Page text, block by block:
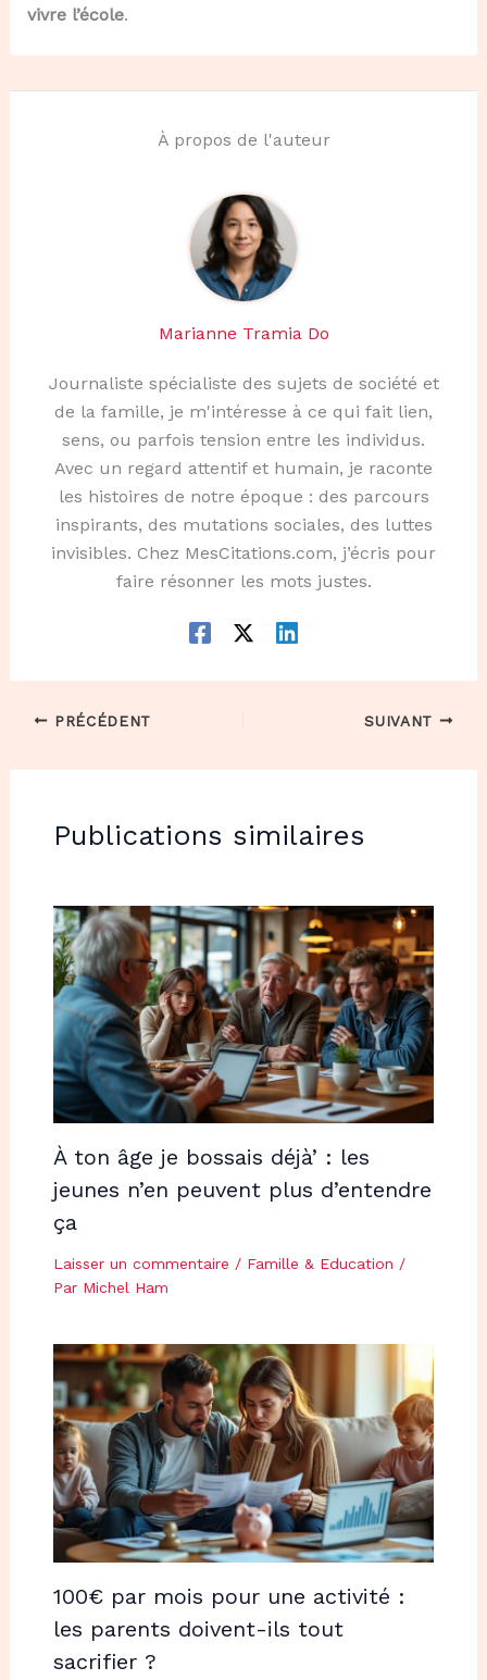
vivre l’école.
À propos de l'auteur
Marianne Tramia Do
Journaliste spécialiste des sujets de société et
de la famille, je m'intéresse à ce qui fait lien,
sens, ou parfois tension entre les individus.
Avec un regard attentif et humain, je raconte
les histoires de notre époque : des parcours
inspirants, des mutations sociales, des luttes
invisibles. Chez MesCitations.com, j’écris pour
faire résonner les mots justes.
PRÉCÉDENT SUIVANT
Publications similaires
À ton âge je bossais déjà’ : les
jeunes n’en peuvent plus d’entendre
ça
Laisser un commentaire / Famille & Education /
Par Michel Ham
100€ par mois pour une activité :
les parents doivent-ils tout
sacrifier ?